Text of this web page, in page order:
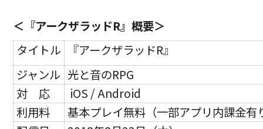
＜『アークザラッドR』概要＞
タイトル
『アークザラッドR』
ジャンル 光と音のRPG
対 応
iOS / Android
利用料
基本プレイ無料（一部アプリ内課金有